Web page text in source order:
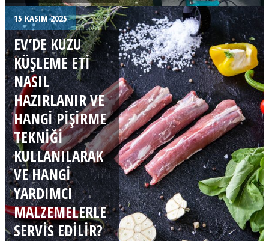
15 KASIM 2025
EV’DE KUZU
KÜŞLEME ETI
NASIL
HAZIRLANIR VE
HANGI PIŞIRME
TEKNIĞI
KULLANILARAK
VE HANGI
YARDIMCI
MALZEMELERLE
SERVIS EDILIR?